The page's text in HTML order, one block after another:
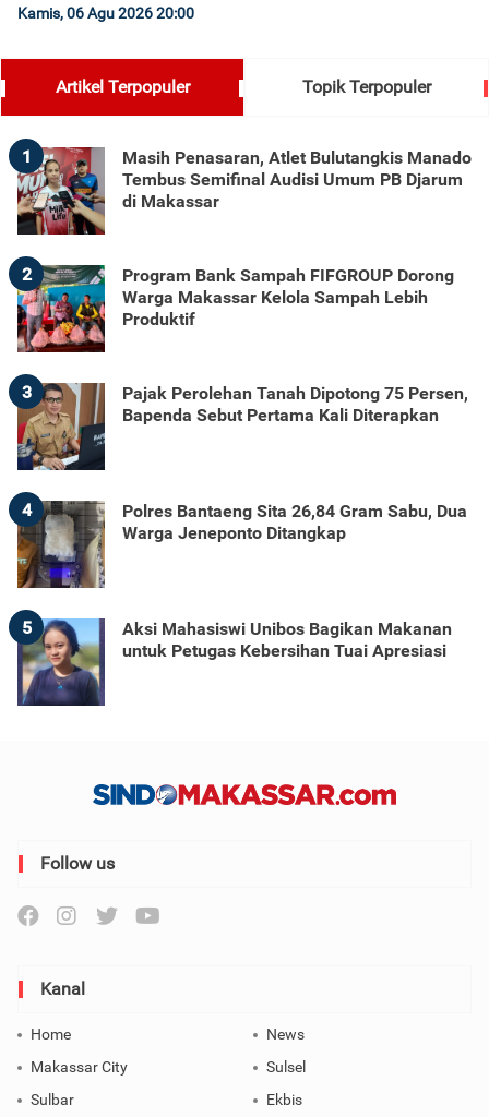
Kamis, 06 Agu 2026 20:00
Artikel Terpopuler Topik Terpopuler
1
Masih Penasaran, Atlet Bulutangkis Manado
Tembus Semifinal Audisi Umum PB Djarum
di Makassar
2
Program Bank Sampah FIFGROUP Dorong
Warga Makassar Kelola Sampah Lebih
Produktif
3
Pajak Perolehan Tanah Dipotong 75 Persen,
Bapenda Sebut Pertama Kali Diterapkan
4
Polres Bantaeng Sita 26,84 Gram Sabu, Dua
Warga Jeneponto Ditangkap
5
Aksi Mahasiswi Unibos Bagikan Makanan
untuk Petugas Kebersihan Tuai Apresiasi
Follow us
Kanal
Home
News
Makassar City
Sulsel
Sulbar
Ekbis